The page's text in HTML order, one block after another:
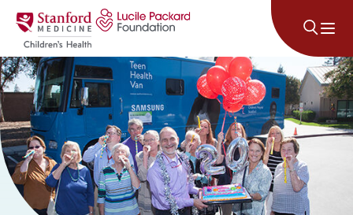
콘텐츠로 건너뛰기